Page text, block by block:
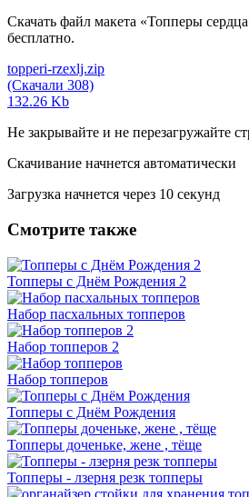
Скачать файл макета «Топперы
бесплатно.
topperi-rzexlj.zip
(Скачали 308)
132.26 Kb
Не закрывайте и не перезагружайте
Скачивание начнется автоматически
Загрузка начнется через 10 секунд
Смотрите также
Топперы с Днём Рождения 2
Набор пасхальных топперов
Набор топперов 2
Набор топперов
Топперы с Днём Рождения
Топперы доченьке, жене , тёще
Топперы - лзерня резк топперы